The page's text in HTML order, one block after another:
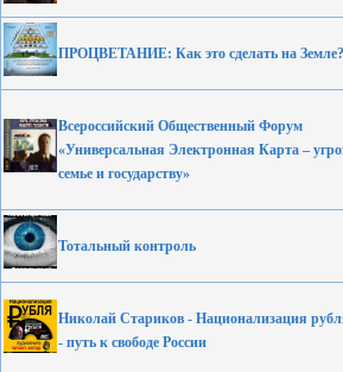
ПРОЦВЕТАНИЕ: Как это сделать на Земле?
Всероссийский Общественный Форум
«Универсальная Электронная Карта –
семье и государству»
Тотальный контроль
Николай Стариков - Национализация
- путь к свободе России